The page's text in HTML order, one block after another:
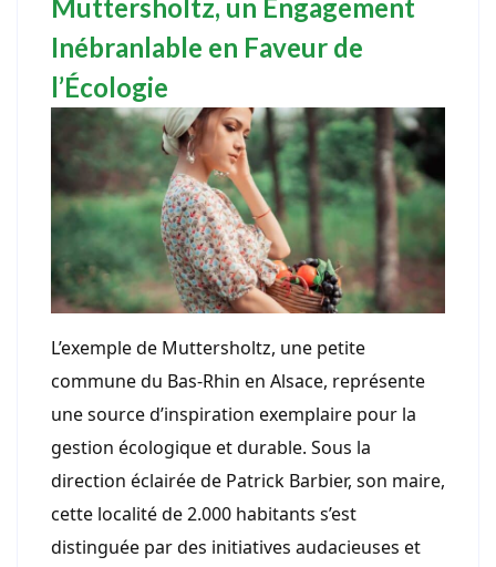
Muttersholtz, un Engagement
Inébranlable en Faveur de
l’Écologie
L’exemple de Muttersholtz, une petite
commune du Bas-Rhin en Alsace, représente
une source d’inspiration exemplaire pour la
gestion écologique et durable. Sous la
direction éclairée de Patrick Barbier, son maire,
cette localité de 2.000 habitants s’est
distinguée par des initiatives audacieuses et